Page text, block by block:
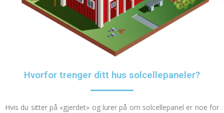
Hvorfor trenger ditt hus solcellepaneler?
Hvis du sitter på «gjerdet» og lurer på om solcellepanel er noe for